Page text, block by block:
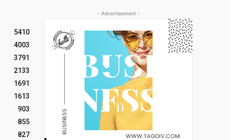
5410
4003
3791
2133
1691
1613
903
855
827
- Advertisement -